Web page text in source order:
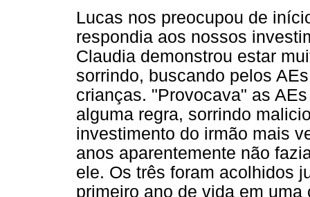
Lucas nos preocupou de
respondia aos nossos
Claudia demonstrou estar
sorrindo, buscando pelos
crianças. "Provocava" as
alguma regra, sorrindo
investimento do irmão mais
anos aparentemente não
ele. Os três foram acolhidos
primeiro ano de vida em